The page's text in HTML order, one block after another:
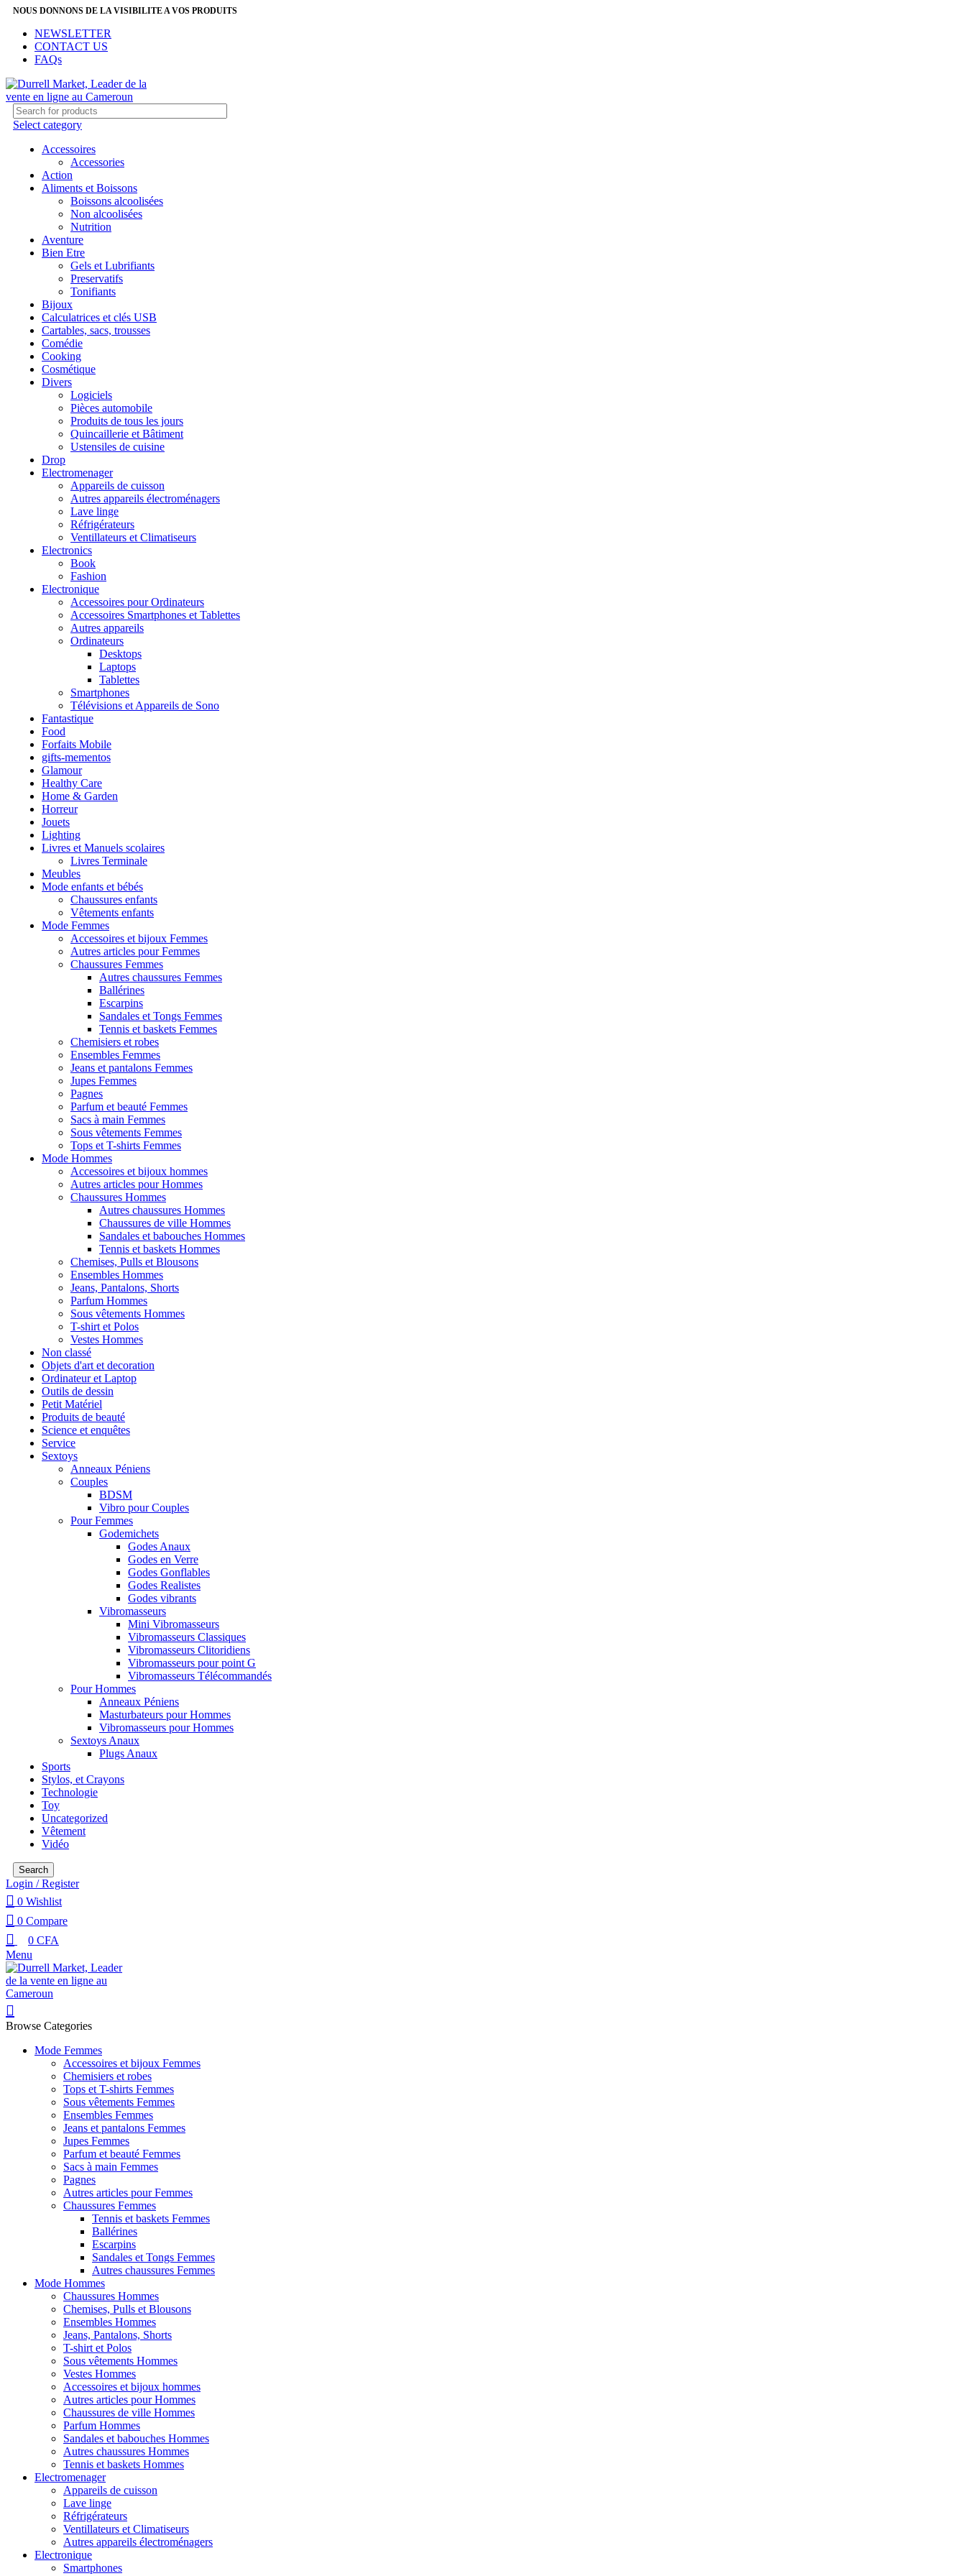
NOUS DONNONS DE LA VISIBILITE A VOS PRODUITS
NEWSLETTER
CONTACT US
FAQs
Select category
Accessoires
Accessories
Action
Aliments et Boissons
Boissons alcoolisées
Non alcoolisées
Nutrition
Aventure
Bien Etre
Gels et Lubrifiants
Preservatifs
Tonifiants
Bijoux
Calculatrices et clés USB
Cartables, sacs, trousses
Comédie
Cooking
Cosmétique
Divers
Logiciels
Pièces automobile
Produits de tous les jours
Quincaillerie et Bâtiment
Ustensiles de cuisine
Drop
Electromenager
Appareils de cuisson
Autres appareils électroménagers
Lave linge
Réfrigérateurs
Ventillateurs et Climatiseurs
Electronics
Book
Fashion
Electronique
Accessoires pour Ordinateurs
Accessoires Smartphones et Tablettes
Autres appareils
Ordinateurs
Desktops
Laptops
Tablettes
Smartphones
Télévisions et Appareils de Sono
Fantastique
Food
Forfaits Mobile
gifts-mementos
Glamour
Healthy Care
Home & Garden
Horreur
Jouets
Lighting
Livres et Manuels scolaires
Livres Terminale
Meubles
Mode enfants et bébés
Chaussures enfants
Vêtements enfants
Mode Femmes
Accessoires et bijoux Femmes
Autres articles pour Femmes
Chaussures Femmes
Autres chaussures Femmes
Ballérines
Escarpins
Sandales et Tongs Femmes
Tennis et baskets Femmes
Chemisiers et robes
Ensembles Femmes
Jeans et pantalons Femmes
Jupes Femmes
Pagnes
Parfum et beauté Femmes
Sacs à main Femmes
Sous vêtements Femmes
Tops et T-shirts Femmes
Mode Hommes
Accessoires et bijoux hommes
Autres articles pour Hommes
Chaussures Hommes
Autres chaussures Hommes
Chaussures de ville Hommes
Sandales et babouches Hommes
Tennis et baskets Hommes
Chemises, Pulls et Blousons
Ensembles Hommes
Jeans, Pantalons, Shorts
Parfum Hommes
Sous vêtements Hommes
T-shirt et Polos
Vestes Hommes
Non classé
Objets d'art et decoration
Ordinateur et Laptop
Outils de dessin
Petit Matériel
Produits de beauté
Science et enquêtes
Service
Sextoys
Anneaux Péniens
Couples
BDSM
Vibro pour Couples
Pour Femmes
Godemichets
Godes Anaux
Godes en Verre
Godes Gonflables
Godes Realistes
Godes vibrants
Vibromasseurs
Mini Vibromasseurs
Vibromasseurs Classiques
Vibromasseurs Clitoridiens
Vibromasseurs pour point G
Vibromasseurs Télécommandés
Pour Hommes
Anneaux Péniens
Masturbateurs pour Hommes
Vibromasseurs pour Hommes
Sextoys Anaux
Plugs Anaux
Sports
Stylos, et Crayons
Technologie
Toy
Uncategorized
Vêtement
Vidéo
Search
Login / Register
0 Wishlist
0 Compare
0 CFA
Menu
Browse Categories
Mode Femmes
Accessoires et bijoux Femmes
Chemisiers et robes
Tops et T-shirts Femmes
Sous vêtements Femmes
Ensembles Femmes
Jeans et pantalons Femmes
Jupes Femmes
Parfum et beauté Femmes
Sacs à main Femmes
Pagnes
Autres articles pour Femmes
Chaussures Femmes
Tennis et baskets Femmes
Ballérines
Escarpins
Sandales et Tongs Femmes
Autres chaussures Femmes
Mode Hommes
Chaussures Hommes
Chemises, Pulls et Blousons
Ensembles Hommes
Jeans, Pantalons, Shorts
T-shirt et Polos
Sous vêtements Hommes
Vestes Hommes
Accessoires et bijoux hommes
Autres articles pour Hommes
Chaussures de ville Hommes
Parfum Hommes
Sandales et babouches Hommes
Autres chaussures Hommes
Tennis et baskets Hommes
Electromenager
Appareils de cuisson
Lave linge
Réfrigérateurs
Ventillateurs et Climatiseurs
Autres appareils électroménagers
Electronique
Smartphones